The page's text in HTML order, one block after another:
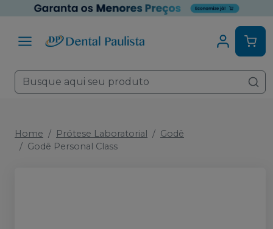
Home Prótese Laboratorial
Godê
Godê Personal Class